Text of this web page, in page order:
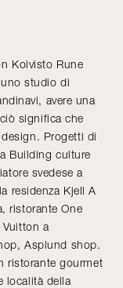
Koivisto Rune
studio di
avere una
significa che
Progetti di
Building culture
svedese a
residenza Kjell A
ristorante One
a
Asplund shop.
ristorante gourmet
località della